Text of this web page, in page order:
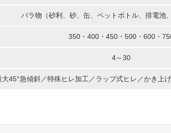
バラ物（砂利、砂、缶、ペットボトル、排電池
350・400・450・500・600・
4～30
大45°急傾斜／特殊ヒレ加工／ラップ式ヒレ／かき上